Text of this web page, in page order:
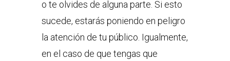
o te olvides de alguna parte. Si esto
sucede, estarás poniendo en peligro
la atención de tu público. Igualmente,
en el caso de que tengas que